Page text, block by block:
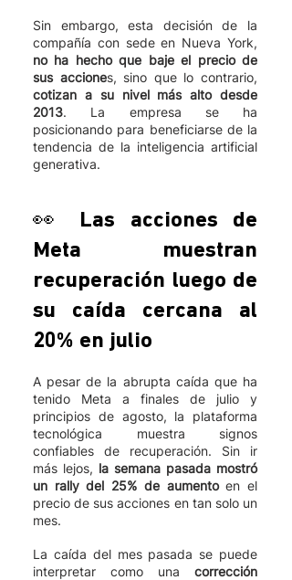
Sin embargo, esta decisión de la
no ha hecho que baje el precio de
sus acciones, sino que lo contrario,
cotizan a su nivel más alto desde
2013. La empresa se ha
posicionando para beneficiarse de la
tendencia de la inteligencia artificial
generativa.
👀 Las acciones de
Meta muestran
recuperación luego de
su caída cercana al
20% en julio
A pesar de la abrupta caída que ha
tenido Meta a finales de julio y
principios de agosto, la plataforma
tecnológica muestra signos
confiables de recuperación. Sin ir
más lejos, la semana pasada mostró
un rally del 25% de aumento en el
precio de sus acciones en tan solo un
mes.
La caída del mes pasada se puede
interpretar como una corrección